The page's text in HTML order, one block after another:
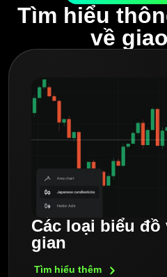
Tìm hiểu
về
Các loại biểu
gian
Tìm hiểu thêm